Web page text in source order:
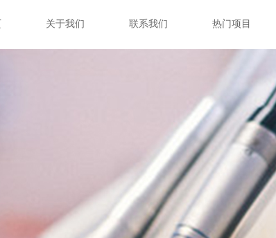
关于我们 联系我们 热门项目